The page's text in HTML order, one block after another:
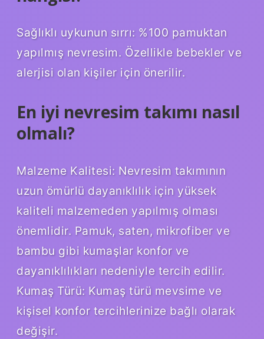
Sağlıklı uykunun sırrı: %100 pamuktan
yapılmış nevresim. Özellikle bebekler ve
alerjisi olan kişiler için önerilir.
En iyi nevresim takımı nasıl
olmalı?
Malzeme Kalitesi: Nevresim takımının
uzun ömürlü dayanıklılık için yüksek
kaliteli malzemeden yapılmış olması
önemlidir. Pamuk, saten, mikrofiber ve
bambu gibi kumaşlar konfor ve
dayanıklılıkları nedeniyle tercih edilir.
Kumaş Türü: Kumaş türü mevsime ve
kişisel konfor tercihlerinize bağlı olarak
değişir.